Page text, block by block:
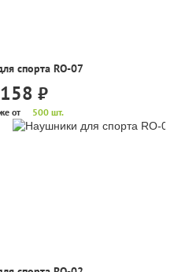
спорта RO-07
руб.
от 500 шт.